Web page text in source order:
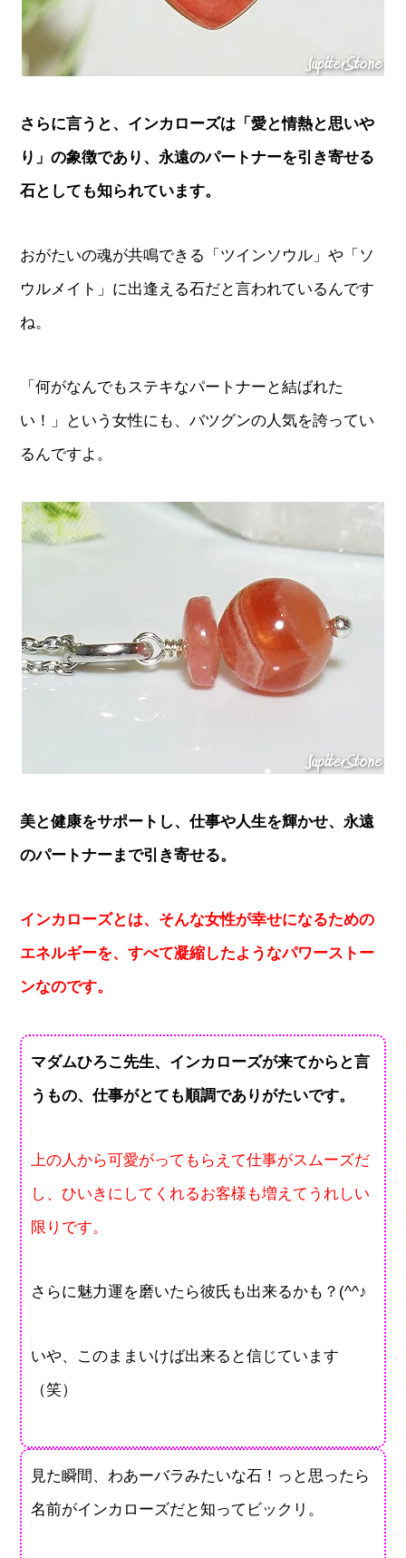
さらに言うと、インカローズは「愛と情熱と思いや
り」の象徴であり、永遠のパートナーを引き寄せる
石としても知られています。
おがたいの魂が共鳴できる「ツインソウル」や「ソ
ウルメイト」に出逢える石だと言われているんです
ね。
「何がなんでもステキなパートナーと結ばれた
い！」という女性にも、バツグンの人気を誇ってい
るんですよ。
美と健康をサポートし、仕事や人生を輝かせ、永遠
のパートナーまで引き寄せる。
インカローズとは、そんな女性が幸せになるための
エネルギーを、すべて凝縮したようなパワーストー
ンなのです。
マダムひろこ先生、インカローズが来てからと言
うもの、仕事がとても順調でありがたいです。
上の人から可愛がってもらえて仕事がスムーズだ
し、ひいきにしてくれるお客様も増えてうれしい
限りです。
さらに魅力運を磨いたら彼氏も出来るかも？(^^♪
いや、このままいけば出来ると信じています
（笑）
見た瞬間、わあーバラみたいな石！っと思ったら
名前がインカローズだと知ってビックリ。